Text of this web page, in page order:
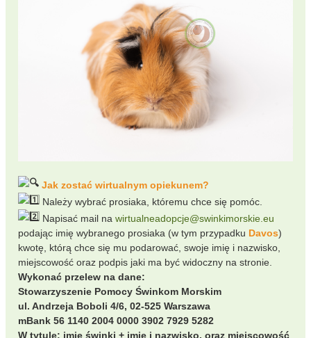
Jak zostać wirtualnym opiekunem?
Należy wybrać prosiaka, któremu chce się pomóc.
Napisać mail na wirtualneadopcje@swinkimorskie.eu
podając imię wybranego prosiaka (w tym przypadku Davos)
kwotę, którą chce się mu podarować, swoje imię i nazwisko,
miejscowość oraz podpis jaki ma być widoczny na stronie.
Wykonać przelew na dane:
Stowarzyszenie Pomocy Świnkom Morskim
ul. Andrzeja Boboli 4/6, 02-525 Warszawa
mBank 56 1140 2004 0000 3902 7929 5282
W tytule: imię świnki + imię i nazwisko, oraz miejscowość